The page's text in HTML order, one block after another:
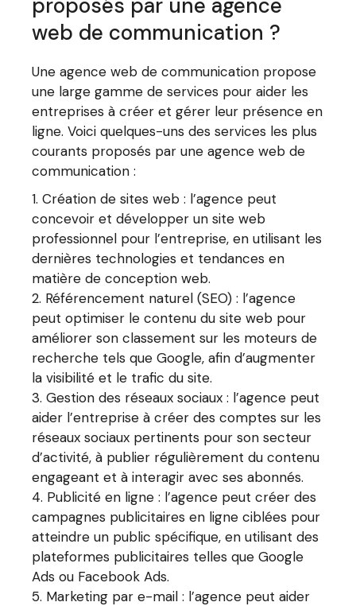
web de communication ?
Une agence web de communication propose
une large gamme de services pour aider les
entreprises à créer et gérer leur présence en
ligne. Voici quelques-uns des services les plus
courants proposés par une agence web de
communication :
Création de sites web : l’agence peut
concevoir et développer un site web
professionnel pour l’entreprise, en utilisant les
dernières technologies et tendances en
matière de conception web.
Référencement naturel (SEO) : l’agence
peut optimiser le contenu du site web pour
améliorer son classement sur les moteurs de
recherche tels que Google, afin d’augmenter
la visibilité et le trafic du site.
Gestion des réseaux sociaux : l’agence peut
aider l’entreprise à créer des comptes sur les
réseaux sociaux pertinents pour son secteur
d’activité, à publier régulièrement du contenu
engageant et à interagir avec ses abonnés.
Publicité en ligne : l’agence peut créer des
campagnes publicitaires en ligne ciblées pour
atteindre un public spécifique, en utilisant des
plateformes publicitaires telles que Google
Ads ou Facebook Ads.
Marketing par e-mail : l’agence peut aider